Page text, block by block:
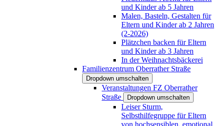
und Kinder ab 5 Jahren
Malen, Basteln, Gestalten für
Eltern und Kinder ab 2 Jahren
(2-2026)
Plätzchen backen für Eltern
und Kinder ab 3 Jahren
In der Weihnachtsbäckerei
Familienzentrum Oberrather Straße
Dropdown umschalten
Veranstaltungen FZ Oberrather
Straße
Dropdown umschalten
Leiser Sturm,
Selbsthilfegruppe für Eltern
von hochsensiblen, emotional